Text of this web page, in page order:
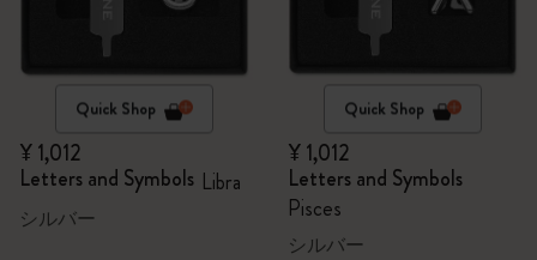
Quick Shop
¥ 1,012
Letters and Symbols Libra
シルバー
Quick Shop
¥ 1,012
Letters and Symbols
Pisces
シルバー